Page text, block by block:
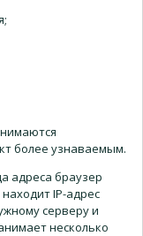
более узнаваемым.
адреса браузер
IP-адрес
серверу и
несколько